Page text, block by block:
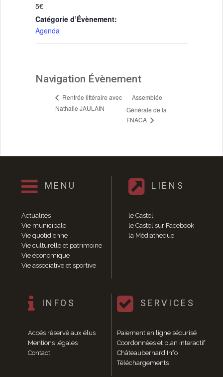
Délibérations 2014
Délibérations 2013
Délibérations 2012
Délibérations 2009
Agenda réunions publiques
Enfance et jeunesse
Relais Assistantes Maternelles
Écoles
Restauration scolaire
Centres de loisirs
Solidarité
Services à domicile
Jardins familiaux
Règlementation accessibilité
Associations d’aide aux handicapés
Vie pratique
5€
Catégorie d’Évènement:
Agenda
Navigation Évènement
Rentrée littéraire avec
Nathalie JAULAIN
Assemblée
Générale de la
FNACA
MENU
Actualités
Vie municipale
Vie quotidienne
Vie culturelle et patrimoine
Vie économique
Vie associative et sportive
LIENS
le Castel
le Castel sur Facebook
la Médiathèque
INFOS
Accés réservé aux élus
Mentions légales
Contact
SERVICES
Paiement en ligne sécurisé
Coordonnées et plan interactif
Châteaubernard Info
Téléchargements